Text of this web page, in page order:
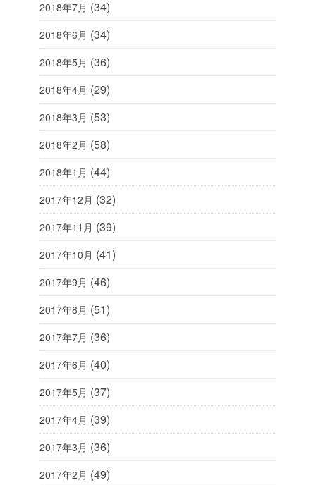
2018年7月 (34)
2018年6月 (34)
2018年5月 (36)
2018年4月 (29)
2018年3月 (53)
2018年2月 (58)
2018年1月 (44)
2017年12月 (32)
2017年11月 (39)
2017年10月 (41)
2017年9月 (46)
2017年8月 (51)
2017年7月 (36)
2017年6月 (40)
2017年5月 (37)
2017年4月 (39)
2017年3月 (36)
2017年2月 (49)